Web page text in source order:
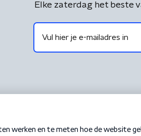
Elke zaterdag het beste